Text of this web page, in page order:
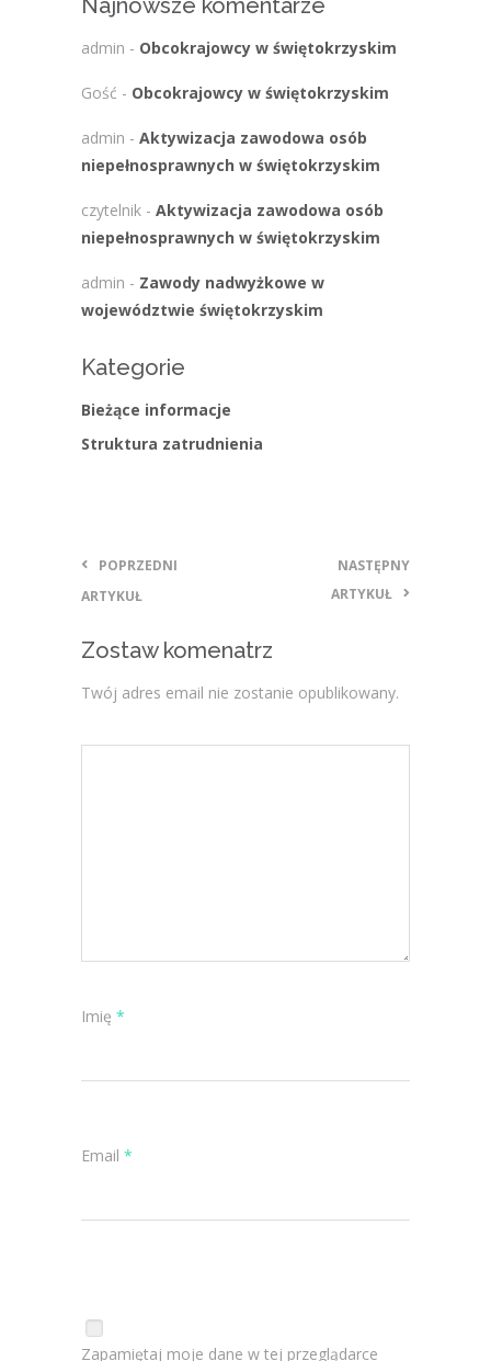
Najnowsze komentarze
admin - Obcokrajowcy w świętokrzyskim
Gość - Obcokrajowcy w świętokrzyskim
admin - Aktywizacja zawodowa osób
niepełnosprawnych w świętokrzyskim
czytelnik - Aktywizacja zawodowa osób
niepełnosprawnych w świętokrzyskim
admin - Zawody nadwyżkowe w
województwie świętokrzyskim
Kategorie
Bieżące informacje
Struktura zatrudnienia
POPRZEDNI
ARTYKUŁ
NASTĘPNY
ARTYKUŁ
Zostaw komenatrz
Twój adres email nie zostanie opublikowany.
Imię *
Email *
Zapamiętaj moje dane w tej przeglądarce